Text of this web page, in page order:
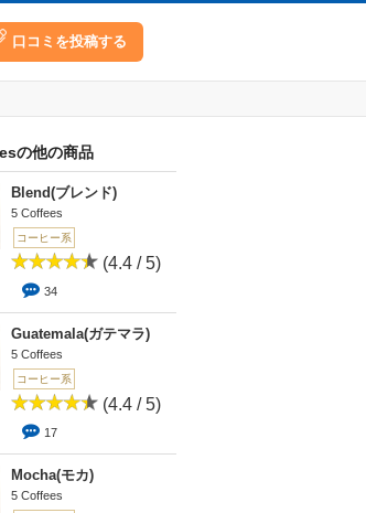
口コミを投稿する
の他の商品
Blend(ブレンド)
5 Coffees
コーヒー系
(4.4 / 5)
34
Guatemala(ガテマラ)
5 Coffees
コーヒー系
(4.4 / 5)
17
Mocha(モカ)
5 Coffees